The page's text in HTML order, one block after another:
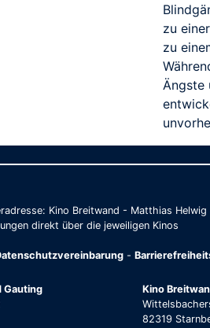
zu
zu
Ängste
Kino Breitwand - Matthias
direkt über die jeweiligen Kinos
-
Gauting
Kino
82319